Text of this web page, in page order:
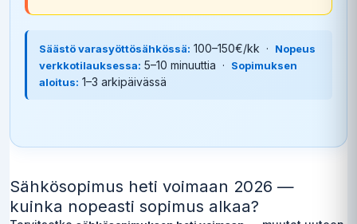
Säästö varasyöttösähkössä: 100–150€/kk ·
Nopeus
verkkotilauksessa: 5–10 minuuttia ·
Sopimuksen
aloitus: 1–3 arkipäivässä
Sähkösopimus heti voimaan 2026 —
kuinka nopeasti sopimus alkaa?